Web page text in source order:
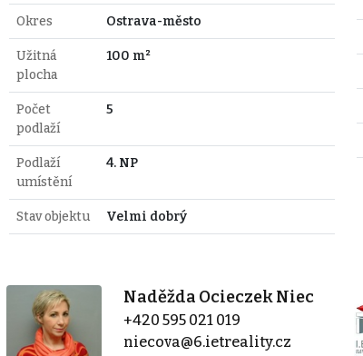
Okres Ostrava-město
Užitná
plocha
100 m²
Počet
podlaží
5
Podlaží
umístění
4. NP
Stav objektu Velmi dobrý
Naděžda Ocieczek Niec
+420 595 021 019
niecova@6.ietreality.cz